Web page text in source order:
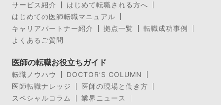
サービス紹介
はじめて転職される方へ
はじめての医師転職マニュアル
キャリアパートナー紹介
拠点一覧
転職成功事例
よくあるご質問
医師の転職お役立ちガイド
転職ノウハウ
DOCTOR’S COLUMN
医師転職ナレッジ
医師の現場と働き方
スペシャルコラム
業界ニュース